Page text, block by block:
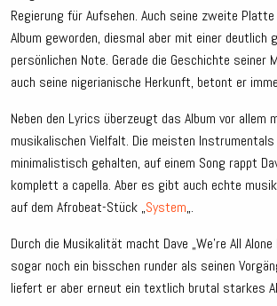
Regierung für Aufsehen. Auch seine zweite
Album geworden, diesmal aber mit einer deutlich
persönlichen Note. Gerade die Geschichte seiner
auch seine nigerianische Herkunft, betont er
Neben den Lyrics überzeugt das Album vor allem
musikalischen Vielfalt. Die meisten
minimalistisch gehalten, auf einem Song rappt
komplett a capella. Aber es gibt auch echte
auf dem Afrobeat-Stück „System„.
Durch die Musikalität macht Dave „We’re All
sogar noch ein bisschen runder als seinen
liefert er aber erneut ein textlich brutal starkes